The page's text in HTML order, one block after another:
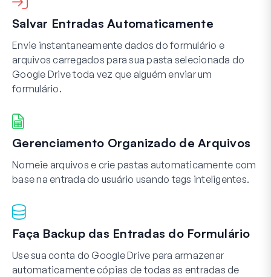
Salvar Entradas Automaticamente
Envie instantaneamente dados do formulário e
arquivos carregados para sua pasta selecionada do
Google Drive toda vez que alguém enviar um
formulário.
Gerenciamento Organizado de Arquivos
Nomeie arquivos e crie pastas automaticamente com
base na entrada do usuário usando tags inteligentes.
Faça Backup das Entradas do Formulário
Use sua conta do Google Drive para armazenar
automaticamente cópias de todas as entradas de